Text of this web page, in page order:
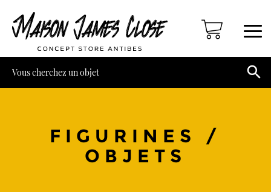

FIGURINES /
OBJETS